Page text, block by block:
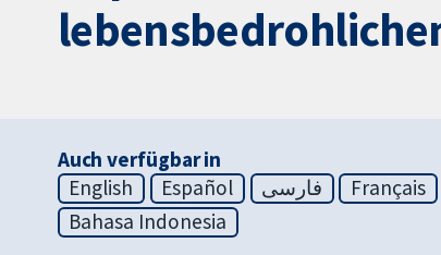
Auch verfügbar in
English
Español فارسی Français
Bahasa Indonesia